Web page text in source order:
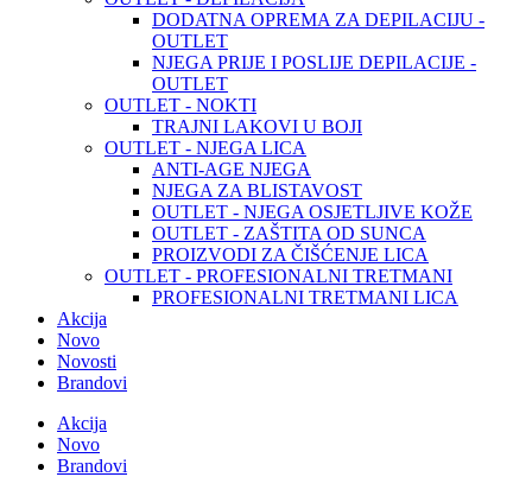
DODATNA OPREMA ZA DEPILACIJU -
OUTLET
NJEGA PRIJE I POSLIJE DEPILACIJE -
OUTLET
OUTLET - NOKTI
TRAJNI LAKOVI U BOJI
OUTLET - NJEGA LICA
ANTI-AGE NJEGA
NJEGA ZA BLISTAVOST
OUTLET - NJEGA OSJETLJIVE KOŽE
OUTLET - ZAŠTITA OD SUNCA
PROIZVODI ZA ČIŠĆENJE LICA
OUTLET - PROFESIONALNI TRETMANI
PROFESIONALNI TRETMANI LICA
Akcija
Novo
Novosti
Brandovi
Akcija
Novo
Brandovi